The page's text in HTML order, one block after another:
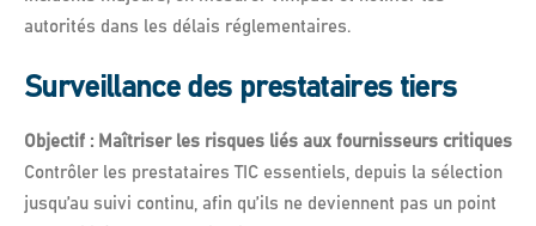
autorités dans les délais réglementaires.
Surveillance des prestataires tiers
Objectif : Maîtriser les risques liés aux fournisseurs critiques
Contrôler les prestataires TIC essentiels, depuis la sélection
jusqu’au suivi continu, afin qu’ils ne deviennent pas un point